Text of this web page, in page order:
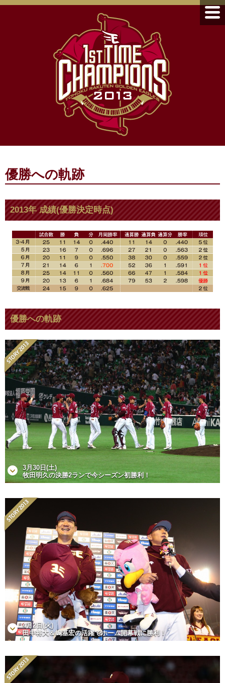
優勝への軌跡
2013年 成績(優勝決定時点)
優勝への軌跡
3月30日(土)
牧田明久の決勝2ランで今シーズン初勝利！
4月2日(火)
田中将大＆嶋基宏の活躍でホーム開幕戦に勝利！